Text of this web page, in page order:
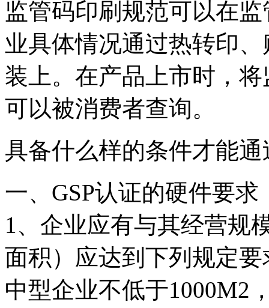
监管码印刷规范可以在
业具体情况通过热转印
装上。在产品上市时，
可以被消费者查询。
具备什么样的条件才能通
一、GSP认证的硬件要
1、企业应有与其经营规
面积）应达到下列规定
中型企业不低于1000M2